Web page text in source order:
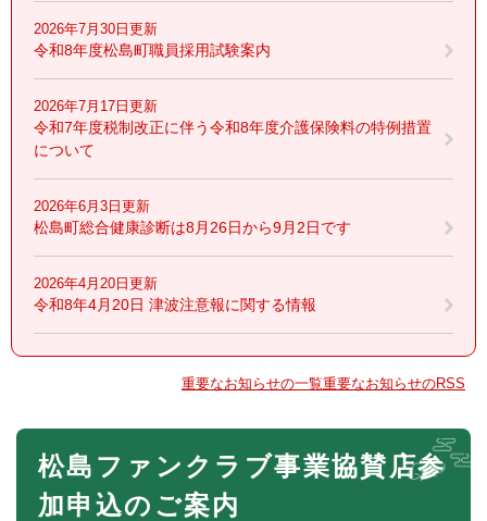
2026年7月30日更新
令和8年度松島町職員採用試験案内
2026年7月17日更新
令和7年度税制改正に伴う令和8年度介護保険料の特例措置
について
2026年6月3日更新
松島町総合健康診断は8月26日から9月2日です
2026年4月20日更新
令和8年4月20日 津波注意報に関する情報
重要なお知らせの一覧重要なお知らせのRSS
本
松島ファンクラブ事業協賛店参
加申込のご案内